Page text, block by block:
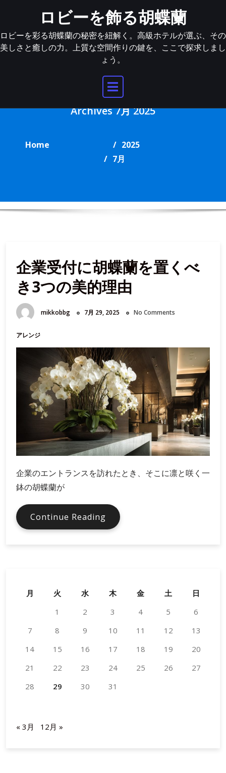
content
ロビーを飾る胡蝶蘭
ロビーを彩る胡蝶蘭の秘密を紐解く。高級ホテルが選ぶ、その
美しさと癒しの力。上質な空間作りの鍵を、ここで探求しまし
ょう。
Archives 7月 2025
Home
2025
7月
企業受付に胡蝶蘭を置くべ
き3つの美的理由
mikkobbg 7月 29, 2025 No Comments
アレンジ
企業のエントランスを訪れたとき、そこに凛と咲く一
鉢の胡蝶蘭が
Continue Reading
業
蝶
を
べ
3
つ
月 火 水 木 金 土
日
1
2 3 4 5
6
7
8 9 10 11 12
13
14
15 16 17 18 19
20
21
22 23 24 25 26
27
28
29 30 31
« 3月 12月 »